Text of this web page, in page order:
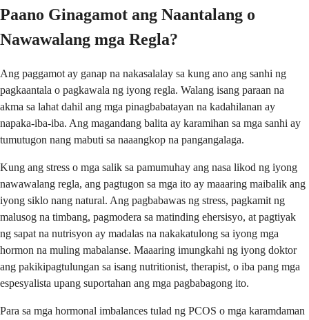
Paano Ginagamot ang Naantalang o
Nawawalang mga Regla?
Ang paggamot ay ganap na nakasalalay sa kung ano ang sanhi ng
pagkaantala o pagkawala ng iyong regla. Walang isang paraan na
akma sa lahat dahil ang mga pinagbabatayan na kadahilanan ay
napaka-iba-iba. Ang magandang balita ay karamihan sa mga sanhi ay
tumutugon nang mabuti sa naaangkop na pangangalaga.
Kung ang stress o mga salik sa pamumuhay ang nasa likod ng iyong
nawawalang regla, ang pagtugon sa mga ito ay maaaring maibalik ang
iyong siklo nang natural. Ang pagbabawas ng stress, pagkamit ng
malusog na timbang, pagmodera sa matinding ehersisyo, at pagtiyak
ng sapat na nutrisyon ay madalas na nakakatulong sa iyong mga
hormon na muling mabalanse. Maaaring imungkahi ng iyong doktor
ang pakikipagtulungan sa isang nutritionist, therapist, o iba pang mga
espesyalista upang suportahan ang mga pagbabagong ito.
Para sa mga hormonal imbalances tulad ng PCOS o mga karamdaman